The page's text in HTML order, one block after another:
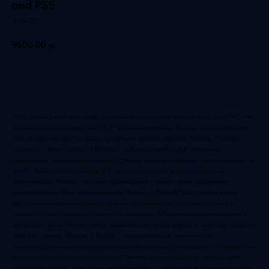
and PS5
2724737
9600,00 р.
Этот продукт дает вам право загрузить как цифровую версию игры для PS4™, так
и цифровую версию игры для PS5™.Откройте для себя Темный час и пробудите
силы в глубинах своего сердца.Цифровое делюкс-издание Persona 3 Reload
содержит:– Игру Persona 3 Reload.– Цифровой артбук (64 страницы с
зарисовками персонажей, концепт-артами, фонами и другими иллюстрациями из
игры).– Цифровой саундтрек (60 новых композиций, включая музыку из
оригинальной Persona 3 в новой аранжировке и новые треки, созданные
композиторами Atlus специально для Persona 3 Reload).Новая школа, новые
друзья и неожиданное попадание в новую реальность, которая доступна в
течение одного часа «между сегодня и завтра». Обретите невероятную силу и
раскройте тайны Темного часа, сражайтесь за своих друзей и навсегда оставьте
след в их памяти. Persona 3 Reload — захватывающее современное
переосмысление культовой ролевой игры.Ключевые особенности: – Насладитесь
одной из самых известных игр серии Persona, воссозданной с нуля: вас ждет